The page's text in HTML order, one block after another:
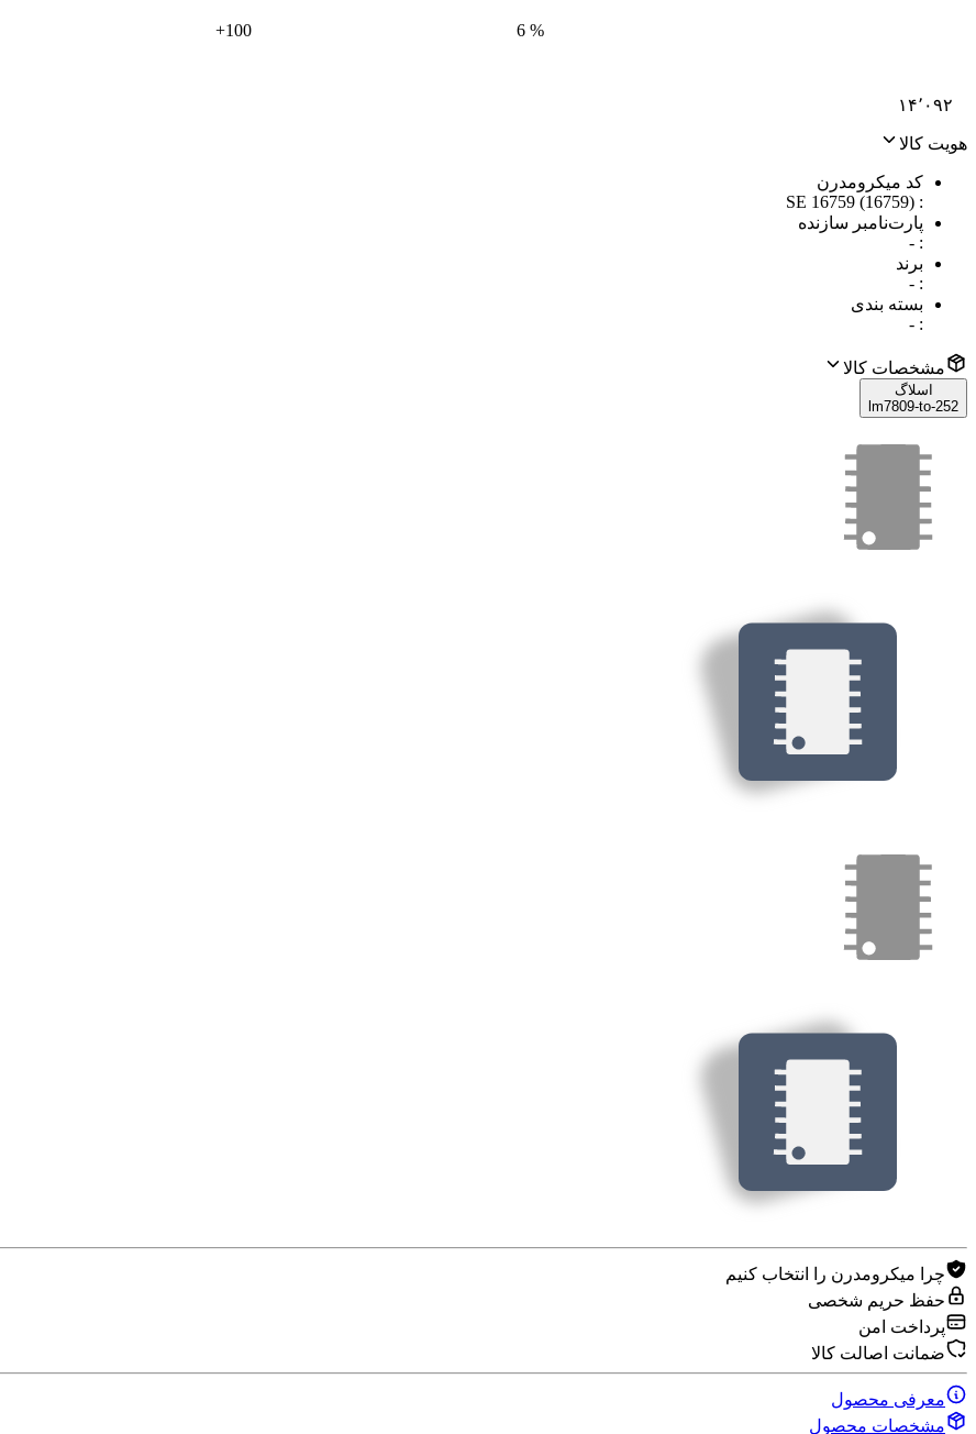
۱۴٬۰۹۲
%
6
100
+
هویت کالا
کد میکرومدرن
:
SE 16759 (16759)
پارت‌نامبر سازنده
:
-
برند
:
-
بسته بندی
:
-
مشخصات کالا
اسلاگ
lm7809-to-252
چرا میکرومدرن را انتخاب کنیم
حفظ حریم شخصی
پرداخت امن
ضمانت اصالت کالا
معرفی محصول
مشخصات محصول